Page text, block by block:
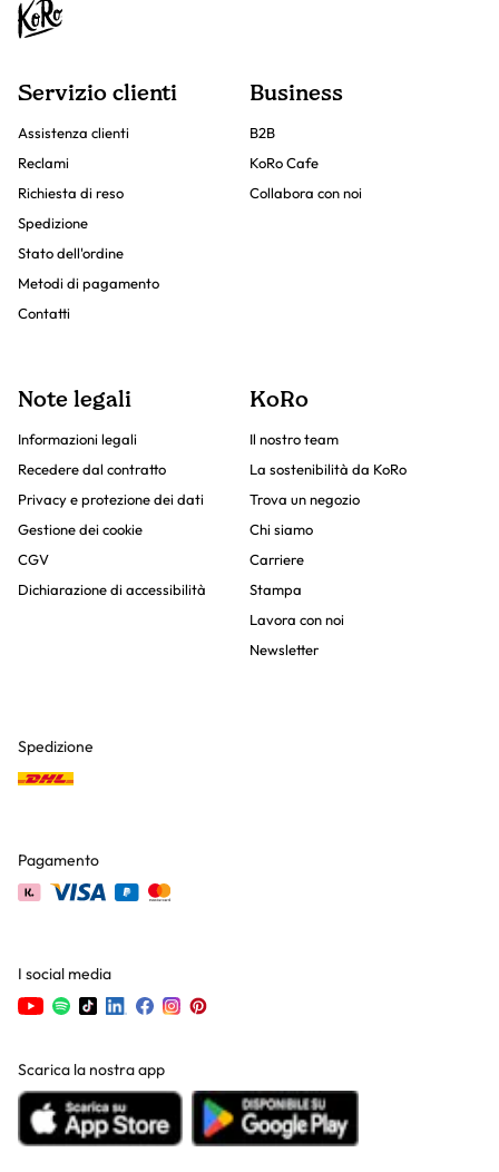
Servizio clienti
Assistenza clienti
Reclami
Richiesta di reso
Spedizione
Stato dell'ordine
Metodi di pagamento
Contatti
Business
B2B
KoRo Cafe
Collabora con noi
Note legali
Informazioni legali
Recedere dal contratto
Privacy e protezione dei dati
Gestione dei cookie
CGV
Dichiarazione di accessibilità
KoRo
Il nostro team
La sostenibilità da KoRo
Trova un negozio
Chi siamo
Carriere
Stampa
Lavora con noi
Newsletter
Spedizione
Pagamento
I social media
Scarica la nostra app